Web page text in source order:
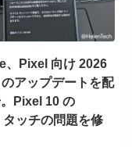
、Pixel 向け 2026
アップデートを配
Pixel 10 の
ッチの問題を修